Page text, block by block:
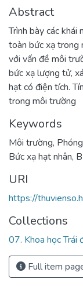
Abstract
Trình bày các
toàn bức xạ trong
với vấn đề môi
bức xạ lượng tử,
hạt có điện tích.
trong môi trường
Keywords
Môi trường,
Bức xạ hạt nhân,
URI
https://
Collections
07. Khoa học
Full item